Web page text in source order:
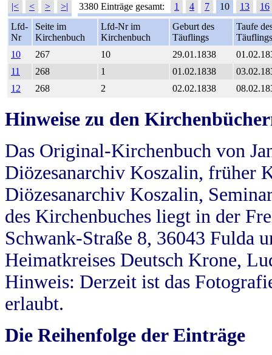
|< < > >| 3380 Einträge gesamt: 1 4 7 10 13
16
Lfd-
Nr
Seite im
Kirchenbuch
Lfd-Nr im
Kirchenbuch
Geburt des
Täuflings
Taufe
Täuflings
10
267 10 29.01.1838
11
268 1 01.02.1838
12
268 2 02.02.1838
Hinweise zu den
Das Original-Kirchenbuch von
Diözesanarchiv Koszalin, früher
Diözesanarchiv Koszalin,
des Kirchenbuches liegt in der
Schwank-Straße 8, 36043 Fulda
Heimatkreises Deutsch Krone,
Hinweis: Derzeit ist das
erlaubt.
Die Reihenfolge der Einträge